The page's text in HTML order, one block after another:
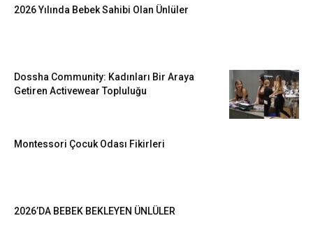
2026 Yılında Bebek Sahibi Olan Ünlüler
Dossha Community: Kadınları Bir Araya
Getiren Activewear Topluluğu
Montessori Çocuk Odası Fikirleri
2026’DA BEBEK BEKLEYEN ÜNLÜLER